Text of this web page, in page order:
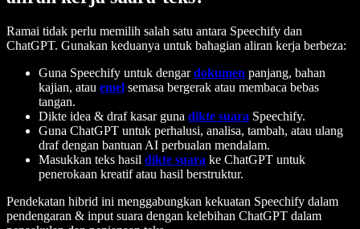
Ramai tidak perlu memilih salah satu antara Speechify dan
ChatGPT. Gunakan keduanya untuk bahagian aliran kerja berbeza:
Guna Speechify untuk dengardokumen panjang, bahan
kajian, atau emel semasa bergerak atau membaca bebas
tangan.
Dikte idea & draf kasar guna dikte suara Speechify.
Guna ChatGPT untuk perhalusi, analisa, tambah, atau ulang
draf dengan bantuan AI perbualan mendalam.
Masukkan teks hasil dikte suara ke ChatGPT untuk
penerokaan kreatif atau hasil berstruktur.
Pendekatan hibrid ini menggabungkan kekuatan Speechify dalam
pendengaran & input suara dengan kelebihan ChatGPT dalam